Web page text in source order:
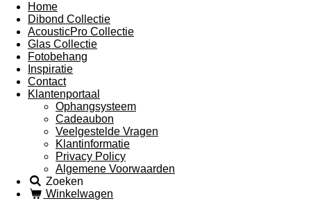
Home
Dibond Collectie
AcousticPro Collectie
Glas Collectie
Fotobehang
Inspiratie
Contact
Klantenportaal
Ophangsysteem
Cadeaubon
Veelgestelde Vragen
Klantinformatie
Privacy Policy
Algemene Voorwaarden
Zoeken
Winkelwagen